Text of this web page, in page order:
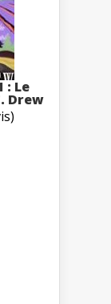
: Le
Drew